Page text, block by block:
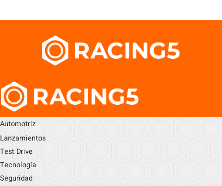
Automotriz
Lanzamientos
Test Drive
Tecnología
Seguridad